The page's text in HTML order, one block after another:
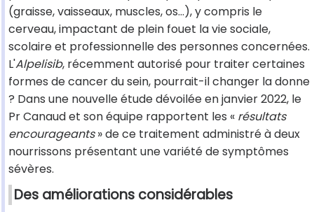
(graisse, vaisseaux, muscles, os…), y compris le
cerveau, impactant de plein fouet la vie sociale,
scolaire et professionnelle des personnes concernées.
L'Alpelisib, récemment autorisé pour traiter certaines
formes de cancer du sein, pourrait-il changer la donne
? Dans une nouvelle étude dévoilée en janvier 2022, le
Pr Canaud et son équipe rapportent les « résultats
encourageants» de ce traitement administré à deux
nourrissons présentant une variété de symptômes
sévères.
Des améliorations considérables